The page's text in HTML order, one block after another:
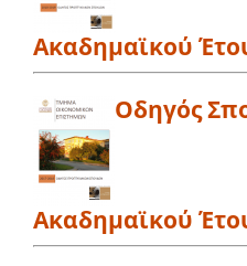
Ακαδημαϊκού
Οδηγός
Ακαδημαϊκού